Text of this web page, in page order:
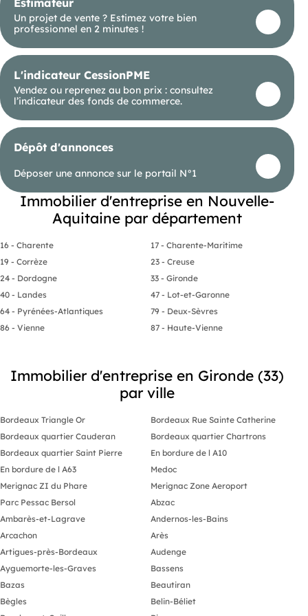
Estimateur
Un projet de vente ? Estimez votre bien
professionnel en 2 minutes !
L'indicateur CessionPME
Vendez ou reprenez au bon prix : consultez
l’indicateur des fonds de commerce.
Dépôt d'annonces
Déposer une annonce sur le portail N°1
Immobilier d'entreprise en Nouvelle-
Aquitaine par département
16 - Charente
17 - Charente-Maritime
19 - Corrèze
23 - Creuse
24 - Dordogne
33 - Gironde
40 - Landes
47 - Lot-et-Garonne
64 - Pyrénées-Atlantiques
79 - Deux-Sèvres
86 - Vienne
87 - Haute-Vienne
Immobilier d'entreprise en Gironde (33)
par ville
Bordeaux Triangle Or
Bordeaux Rue Sainte Catherine
Bordeaux quartier Cauderan
Bordeaux quartier Chartrons
Bordeaux quartier Saint Pierre
En bordure de l A10
En bordure de l A63
Medoc
Merignac ZI du Phare
Merignac Zone Aeroport
Parc Pessac Bersol
Abzac
Ambarès-et-Lagrave
Andernos-les-Bains
Arcachon
Arès
Artigues-près-Bordeaux
Audenge
Ayguemorte-les-Graves
Bassens
Bazas
Beautiran
Bègles
Belin-Béliet